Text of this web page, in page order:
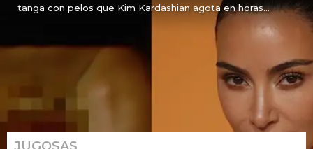
tanga con pelos que Kim Kardashian agota en horas...